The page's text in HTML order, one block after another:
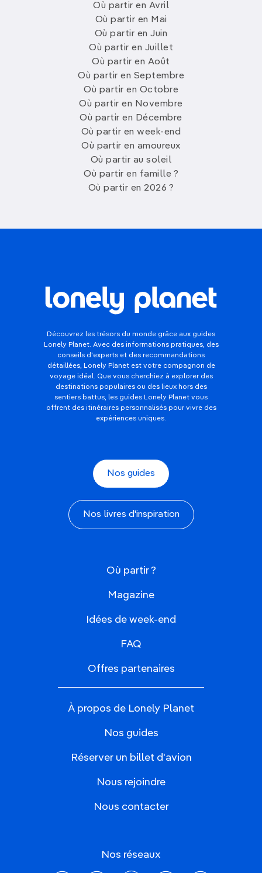
Où partir en Avril
Où partir en Mai
Où partir en Juin
Où partir en Juillet
Où partir en Août
Où partir en Septembre
Où partir en Octobre
Où partir en Novembre
Où partir en Décembre
Où partir en week-end
Où partir en amoureux
Où partir au soleil
Où partir en famille ?
Où partir en 2026 ?
Découvrez les trésors du monde grâce aux guides
Lonely Planet. Avec des informations pratiques, des
conseils d'experts et des recommandations
détaillées, Lonely Planet est votre compagnon de
voyage idéal. Que vous cherchiez à explorer des
destinations populaires ou des lieux hors des
sentiers battus, les guides Lonely Planet vous
offrent des itinéraires personnalisés pour vivre des
expériences uniques.
Nos guides
Nos livres d'inspiration
Où partir ?
Magazine
Idées de week-end
FAQ
Offres partenaires
À propos de Lonely Planet
Nos guides
Réserver un billet d'avion
Nous rejoindre
Nous contacter
Nos réseaux